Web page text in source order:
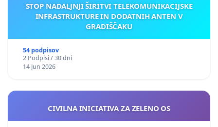
STOP NADALJNJI ŠIRITVI TELEKOMUNIKACIJSKE
INFRASTRUKTURE IN DODATNIH ANTEN V
GRADIŠČAKU
54 podpisov
2 Podpisi / 30 dni
14 Jun 2026
CIVILNA INICIATIVA ZA ZELENO OS